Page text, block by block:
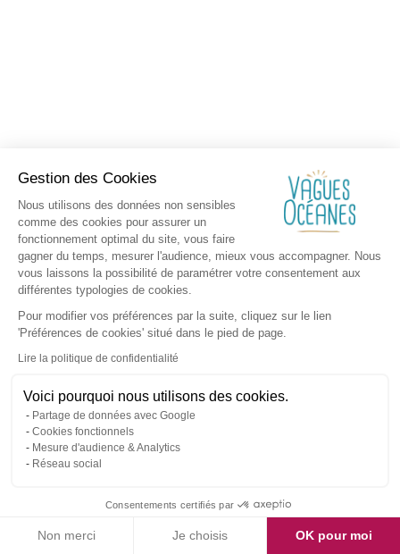
Gestion des Cookies
Nous utilisons des données non sensibles
comme des cookies pour assurer un
fonctionnement optimal du site, vous faire
gagner du temps, mesurer l'audience, mieux vous accompagner. Nous
vous laissons la possibilité de paramétrer votre consentement aux
différentes typologies de cookies.
Pour modifier vos préférences par la suite, cliquez sur le lien
'Préférences de cookies' situé dans le pied de page.
Lire la politique de confidentialité
Voici pourquoi nous utilisons des cookies.
Partage de données avec Google
Cookies fonctionnels
Mesure d'audience & Analytics
Réseau social
Consentements certifiés par
Non merci Je choisis OK pour moi